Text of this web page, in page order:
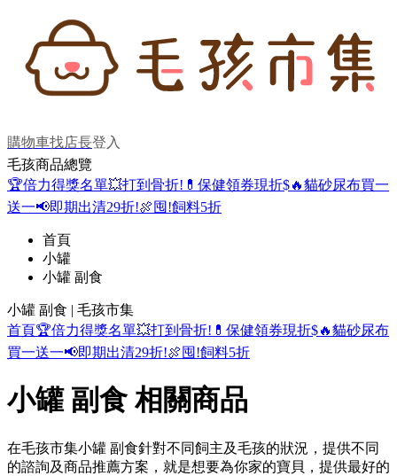
購物車找店長登入
毛孩商品總覽
🏆倍力得獎名單💥打到骨折! 💊保健領券現折$🔥貓砂尿布買一
送一📢即期出清29折!🍖囤!飼料5折
首頁
小罐
小罐 副食
小罐 副食 | 毛孩市集
首頁🏆倍力得獎名單💥打到骨折! 💊保健領券現折$🔥貓砂尿布
買一送一📢即期出清29折!🍖囤!飼料5折
小罐 副食 相關商品
在毛孩市集小罐 副食針對不同飼主及毛孩的狀況，提供不同
的諮詢及商品推薦方案，就是想要為你家的寶貝，提供最好的